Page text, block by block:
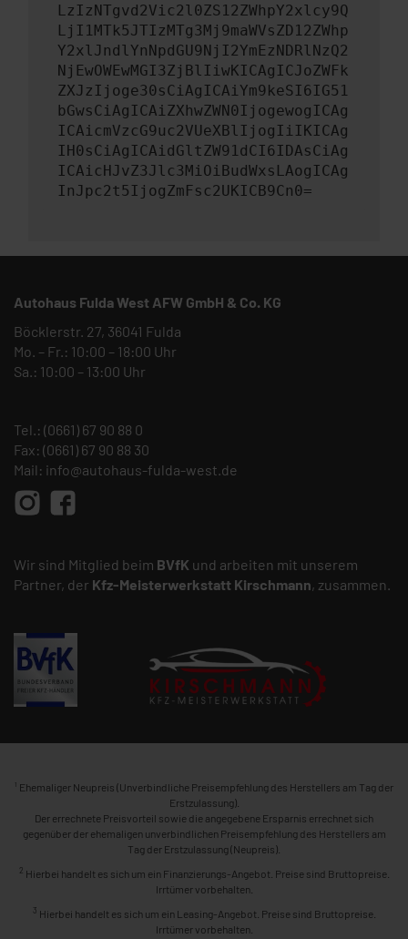
LzIzNTgvd2Vic2l0ZS12ZWhpY2xlcy9Q
LjI1MTk5JTIzMTg3Mj9maWVsZD12ZWhp
Y2xlJndlYnNpdGU9NjI2YmEzNDRlNzQ2
NjEwOWEwMGI3ZjBlIiwKICAgICJoZWFk
ZXJzIjoge30sCiAgICAiYm9keSI6IG51
bGwsCiAgICAiZXhwZWN0IjogewogICAg
ICAicmVzcG9uc2VUeXBlIjogIiIKICAg
IH0sCiAgICAidGltZW91dCI6IDAsCiAg
ICAicHJvZ3Jlc3MiOiBudWxsLAogICAg
InJpc2t5IjogZmFsc2UKICB9Cn0=
Autohaus Fulda West AFW GmbH & Co. KG
Böcklerstr. 27, 36041 Fulda
Mo. – Fr.: 10:00 – 18:00 Uhr
Sa.: 10:00 – 13:00 Uhr
Tel.: (0661) 67 90 88 0
Fax: (0661) 67 90 88 30
Mail: info@autohaus-fulda-west.de
Wir sind Mitglied beim BVfK und arbeiten mit unserem
Partner, der Kfz-Meisterwerkstatt Kirschmann, zusammen.
1 Ehemaliger Neupreis (Unverbindliche Preisempfehlung des Herstellers am Tag der
Erstzulassung).
Der errechnete Preisvorteil sowie die angegebene Ersparnis errechnet sich
gegenüber der ehemaligen unverbindlichen Preisempfehlung des Herstellers am
Tag der Erstzulassung (Neupreis).
2 Hierbei handelt es sich um ein Finanzierungs-Angebot. Preise sind Bruttopreise.
Irrtümer vorbehalten.
3 Hierbei handelt es sich um ein Leasing-Angebot. Preise sind Bruttopreise.
Irrtümer vorbehalten.